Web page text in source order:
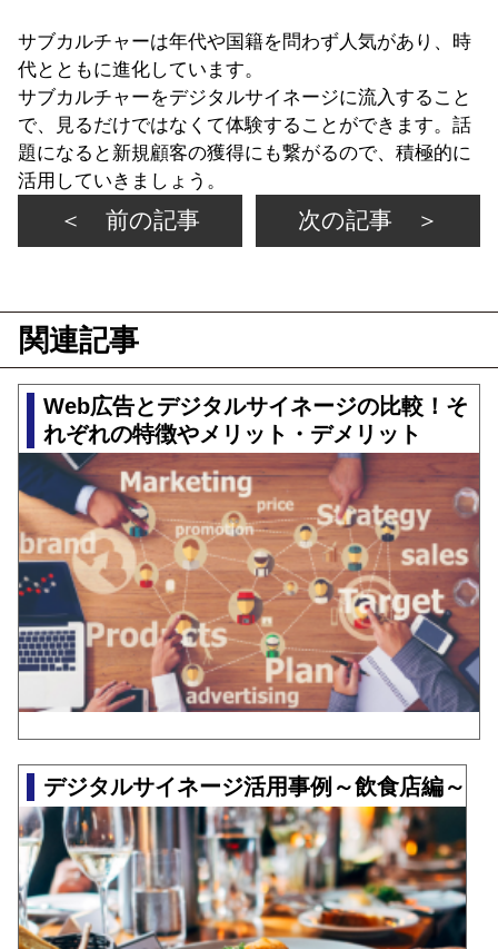
サブカルチャーは年代や国籍を問わず人気があり、時
代とともに進化しています。
サブカルチャーをデジタルサイネージに流入すること
で、見るだけではなくて体験することができます。話
題になると新規顧客の獲得にも繋がるので、積極的に
活用していきましょう。
＜ 前の記事 次の記事 ＞
関連記事
Web広告とデジタルサイネージの比較！そ
れぞれの特徴やメリット・デメリット
デジタルサイネージ活用事例～飲食店編～